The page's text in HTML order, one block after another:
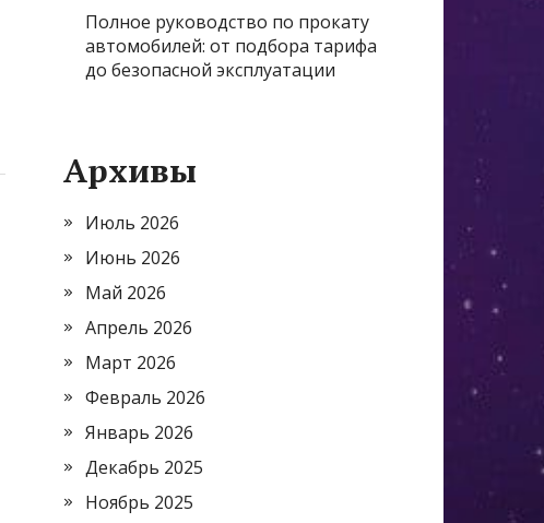
Полное руководство по прокату
автомобилей: от подбора тарифа
до безопасной эксплуатации
Архивы
Июль 2026
Июнь 2026
Май 2026
Апрель 2026
Март 2026
Февраль 2026
Январь 2026
Декабрь 2025
Ноябрь 2025